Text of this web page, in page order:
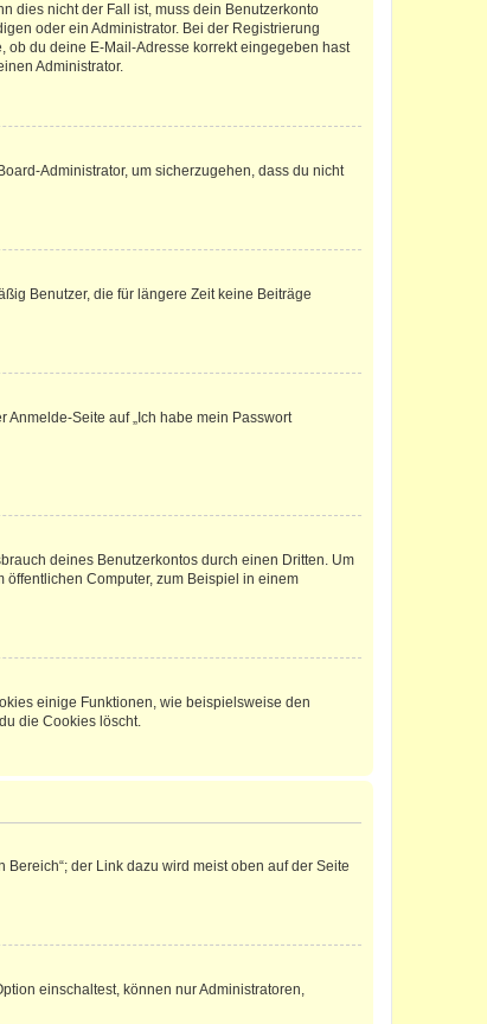
dies nicht der Fall ist, muss dein Benutzerkonto
oder ein Administrator. Bei der Registrierung
ob du deine E-Mail-Adresse korrekt eingegeben hast
Administrator.
Administrator, um sicherzugehen, dass du nicht
Benutzer, die für längere Zeit keine Beiträge
Seite auf „Ich habe mein Passwort
deines Benutzerkontos durch einen Dritten. Um
Computer, zum Beispiel in einem
einige Funktionen, wie beispielsweise den
die Cookies löscht.
der Link dazu wird meist oben auf der Seite
einschaltest, können nur Administratoren,